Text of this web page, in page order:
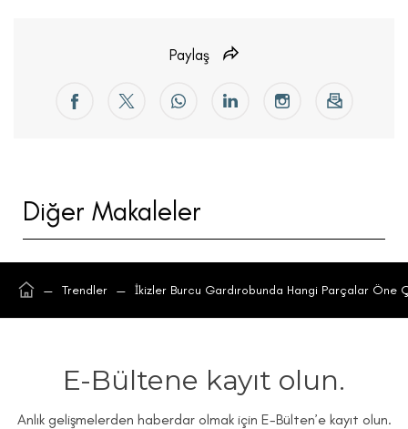
Paylaş
Diğer Makaleler
— Trendler — İkizler Burcu Gardırobunda Hangi Parçalar Öne
E-Bültene kayıt olun.
Anlık gelişmelerden haberdar olmak için E-Bülten’e kayıt olun.